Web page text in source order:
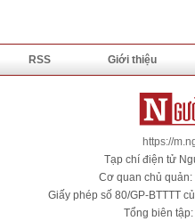
RSS Giới thiệu
https://
Tạp chí điện tử
Cơ quan chủ
Giấy phép số 80/GP-BTTTT
Tổng biên